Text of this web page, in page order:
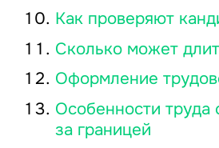
Как проверяют
Сколько может
Оформление
Особенности труда
за границей